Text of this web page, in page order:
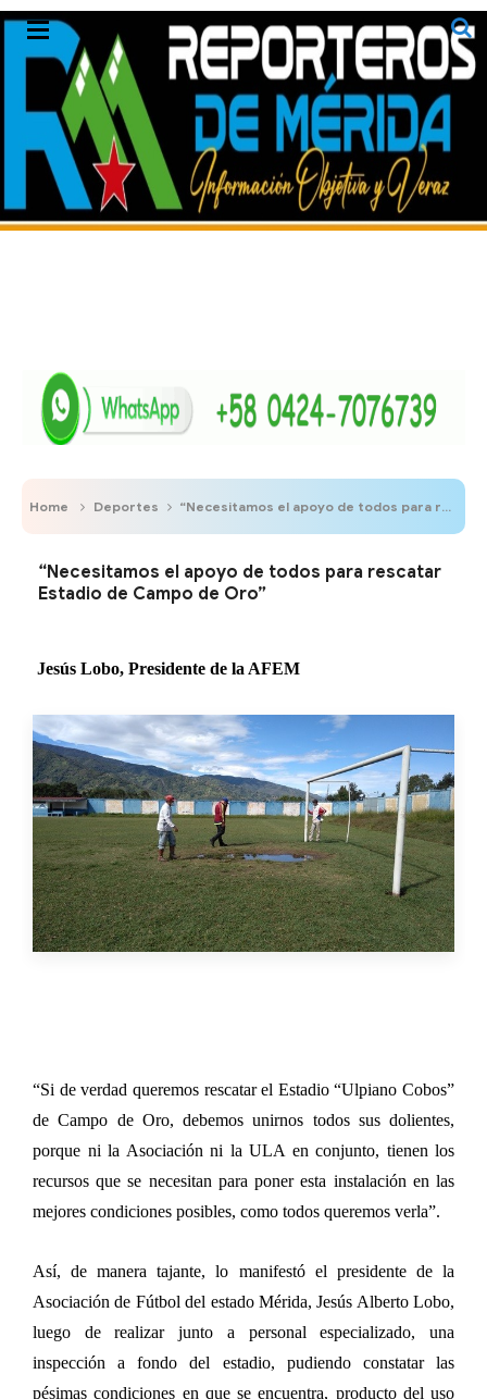
Home Deportes “Necesitamos el apoyo de todos para rescatar Estadio de Campo de Oro”
“Necesitamos el apoyo de todos para rescatar
Estadio de Campo de Oro”
Jesús Lobo, Presidente de la AFEM
“Si de verdad queremos rescatar el Estadio “Ulpiano Cobos”
de Campo de Oro, debemos unirnos todos sus dolientes,
porque ni la Asociación ni la ULA en conjunto, tienen los
recursos que se necesitan para poner esta instalación en las
mejores condiciones posibles, como todos queremos verla”.
Así, de manera tajante, lo manifestó el presidente de la
Asociación de Fútbol del estado Mérida, Jesús Alberto Lobo,
luego de realizar junto a personal especializado, una
inspección a fondo del estadio, pudiendo constatar las
pésimas condiciones en que se encuentra, producto del uso